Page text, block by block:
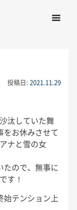
ー
ツへ移動
投稿日:2021.11.29
汰していた舞
をお休みさせて
ナと雪の女
たので、無事に
す！
始テンション上